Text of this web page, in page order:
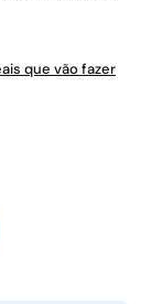
que vão fazer